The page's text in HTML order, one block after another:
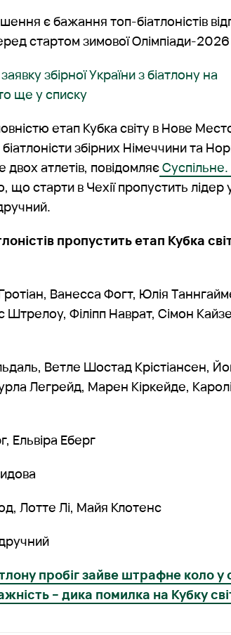
є бажання топ-біатлоністів
стартом зимової Олімпіади-2026 в
збірної України з біатлону на
ще у списку
етап Кубка світу в Нове
збірних Німеччини та
двох атлетів, повідомляє
що старти в Чехії пропустить лідер
пропустить етап Кубка
Ванесса Фогт, Юлія
Штрелоу, Філіпп Наврат, Сімон
Ветле Шостад Крістіансен,
Легрейд, Марен Кіркейде,
Ельвіра Еберг
Лотте Лі, Майя Клотенс
пробіг зайве штрафне коло у
– дика помилка на Кубку